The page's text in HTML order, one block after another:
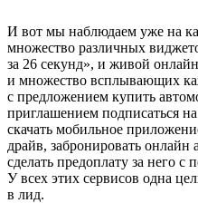
И вот мы наблюдаем уже на
множество различных
за 26 секунд», и живой
и множество всплывающих
с предложением купить
приглашением подписаться
скачать мобильное
драйв, забронировать онлайн
сделать предоплату за него
У всех этих сервисов одна
в лид.